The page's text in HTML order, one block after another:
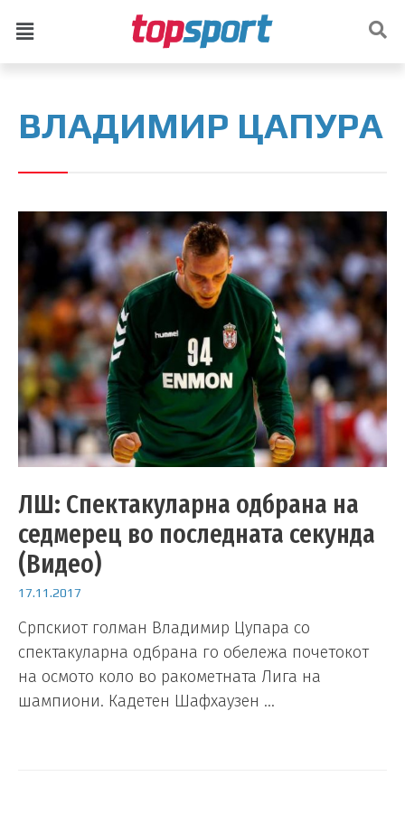
ВЛАДИМИР ЦАПУРА
ЛШ: Спектакуларна одбрана на
седмерец во последната секунда
(Видео)
17.11.2017
Српскиот голман Владимир Цупара со
спектакуларна одбрана го обележа почетокот
на осмото коло во ракометната Лига на
шампиони. Кадетен Шафхаузен …